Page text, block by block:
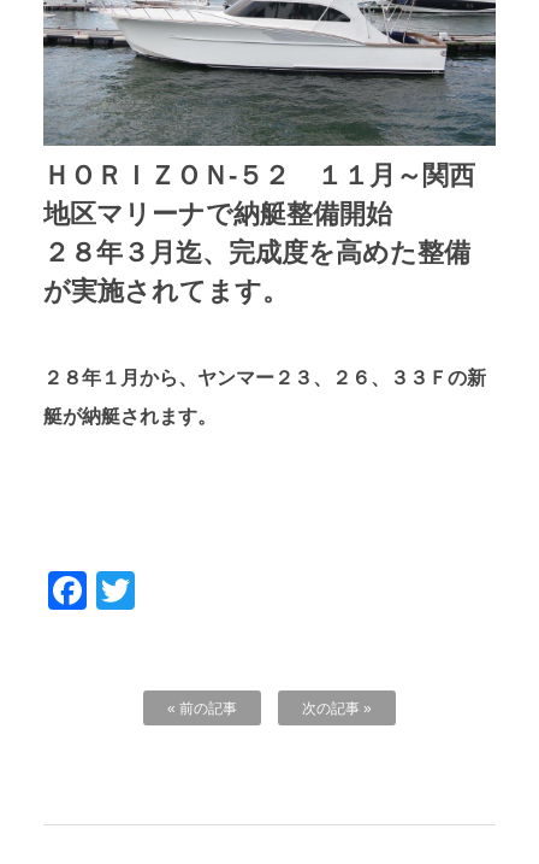
ＨＯＲＩＺＯＮ-５２ １１月～関西
地区マリーナで納艇整備開始
２８年３月迄、完成度を高めた整備
が実施されてます。
２８年１月から、ヤンマー２３、２６、３３Ｆの新
艇が納艇されます。
Facebook
« 前の記事 次の記事 »